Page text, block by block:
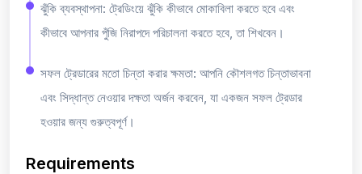
ঝুঁকি ব্যবস্থাপনা: ট্রেডিংয়ে ঝুঁকি কীভাবে মোকাবিলা করতে হবে এবং
কীভাবে আপনার পুঁজি নিরাপদে পরিচালনা করতে হবে, তা শিখবেন।
সফল ট্রেডারের মতো চিন্তা করার ক্ষমতা: আপনি কৌশলগত চিন্তাভাবনা
এবং সিদ্ধান্ত নেওয়ার দক্ষতা অর্জন করবেন, যা একজন সফল ট্রেডার
হওয়ার জন্য গুরুত্বপূর্ণ।
Requirements